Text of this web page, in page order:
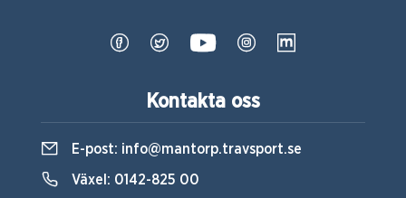
Kontakta oss
E-post: info@mantorp.travsport.se
Växel: 0142-825 00